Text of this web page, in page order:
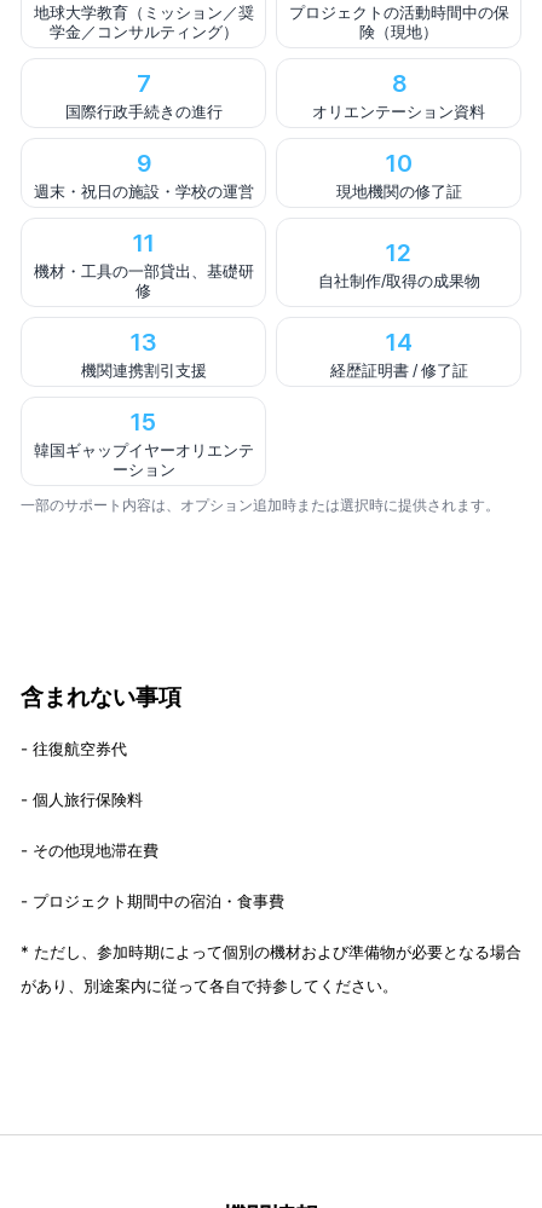
地球大学教育（ミッション／奨
学金／コンサルティング）
プロジェクトの活動時間中の保
険（現地）
7
国際行政手続きの進行
8
オリエンテーション資料
9
週末・祝日の施設・学校の運営
10
現地機関の修了証
11
機材・工具の一部貸出、基礎研
修
12
自社制作/取得の成果物
13
機関連携割引支援
14
経歴証明書 / 修了証
15
韓国ギャップイヤーオリエンテ
ーション
一部のサポート内容は、オプション追加時または選択時に提供されます。
含まれない事項
- 往復航空券代
- 個人旅行保険料
- その他現地滞在費
- プロジェクト期間中の宿泊・食事費
* ただし、参加時期によって個別の機材および準備物が必要となる場合
があり、別途案内に従って各自で持参してください。